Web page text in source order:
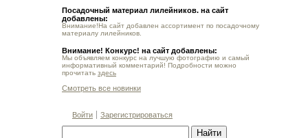
Посадочный материал лилейников. на сайт
добавлены:
Внимание!На сайт добавлен ассортимент по посадочному
материалу лилейников.
Внимание! Конкурс! на сайт добавлены:
Мы объявляем конкурс на лучшую фотографию и самый
информативный комментарий! Подробности можно
прочитать здесь
Смотреть все новинки
Войти Зарегистрироваться